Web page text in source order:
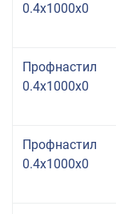
0.4x1000x0
Профнастил
0.4x1000x0
Профнастил
0.4x1000x0